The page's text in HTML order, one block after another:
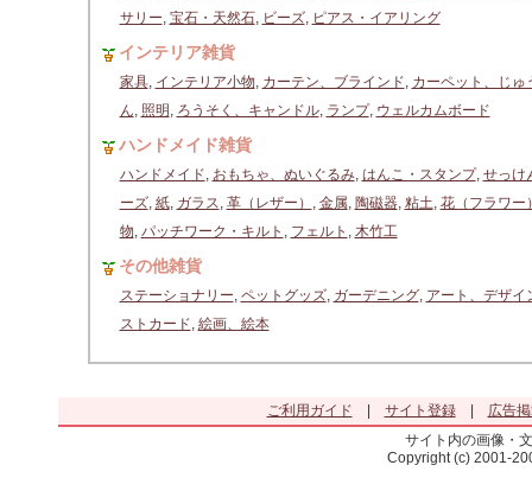
サリー, 宝石・天然石, ビーズ, ピアス・イアリング
インテリア雑貨
家具, インテリア小物, カーテン、ブラインド, カーペット、じゅ
ん, 照明 , ろうそく、キャンドル, ランプ, ウェルカムボード
ハンドメイド雑貨
ハンドメイド, おもちゃ、ぬいぐるみ, はんこ・スタンプ, せっけ
ーズ, 紙, ガラス, 革（レザー） , 金属, 陶磁器, 粘土, 花（フラワー
物, パッチワーク・キルト , フェルト , 木竹工
その他雑貨
ステーショナリー, ペットグッズ, ガーデニング, アート、デザイ
ストカード, 絵画、絵本
ご利用ガイド サイト登録|
広告
サイト内の画像・
Copyright (c) 2001-